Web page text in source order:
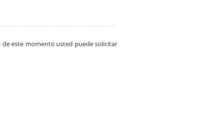
de este momento usted puede solicitar